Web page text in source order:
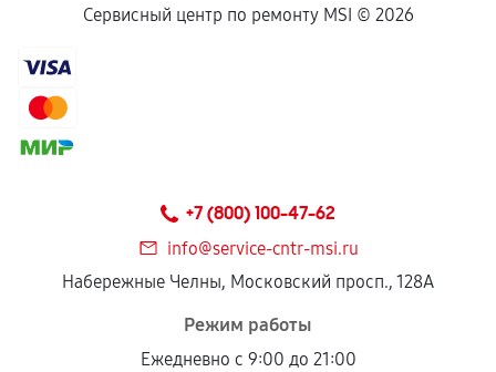
Сервисный центр по ремонту MSI © 2026
+7 (800) 100-47-62
info@service-cntr-msi.ru
Набережные Челны, Московский просп., 128А
Режим работы
Ежедневно с 9:00 до 21:00